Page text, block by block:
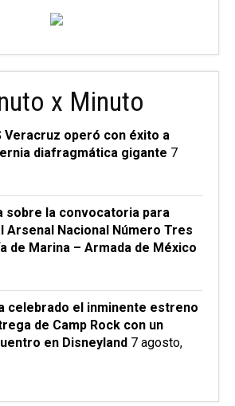
x Minuto
Veracruz operó con éxito a
diafragmática gigante 7
sobre la convocatoria para
Arsenal Nacional Número Tres
de Marina – Armada de México
celebrado el inminente estreno
de Camp Rock con un
en Disneyland 7 agosto,